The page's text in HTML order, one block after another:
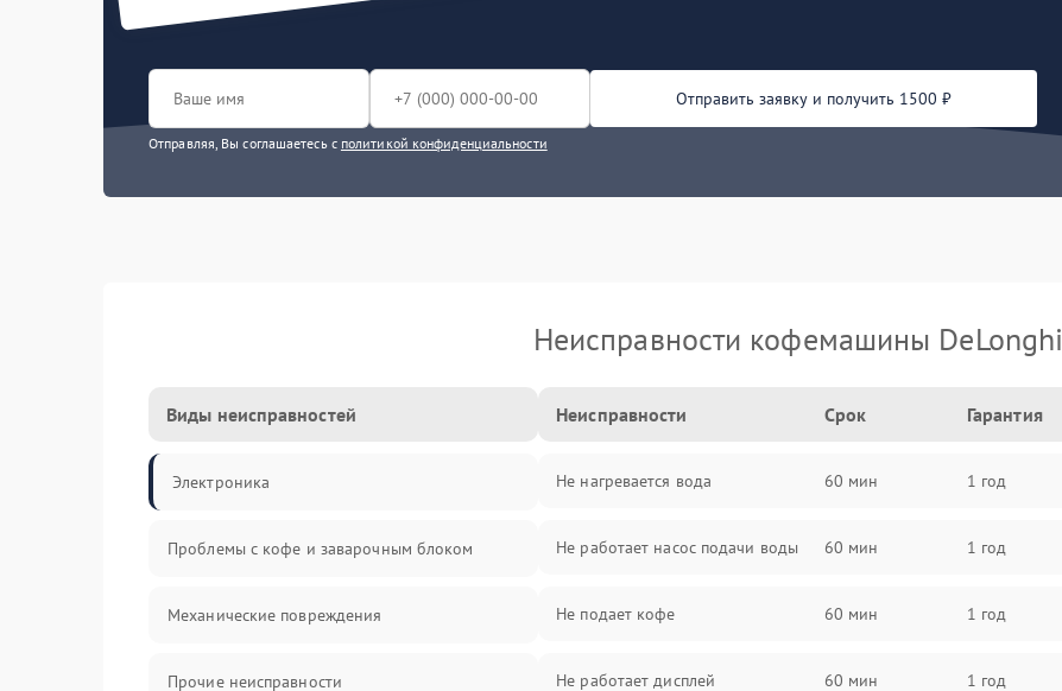
Отправить заявку и получить 1500 ₽
Отправляя, Вы соглашаетесь с политикой конфиденциальности
Неисправности кофемашины DeLonghi
Виды неисправностей
Электроника
Проблемы с кофе и заварочным блоком
Механические повреждения
Прочие неисправности
Неисправности Срок Гарантия
Не нагревается вода 60 мин 1 год
Не работает насос подачи воды 60 мин 1 год
Не подает кофе 60 мин 1 год
Не работает дисплей 60 мин 1 год